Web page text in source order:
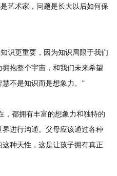
艺术家，问题是长大以后如何保
识更重要，因为知识局限于我们
抱整个宇宙，和我们未来希望
不是知识而是想象力。”
，都拥有丰富的想象力和独特的
进行沟通。父母应该通过各种
种天性，这是让孩子拥有真正